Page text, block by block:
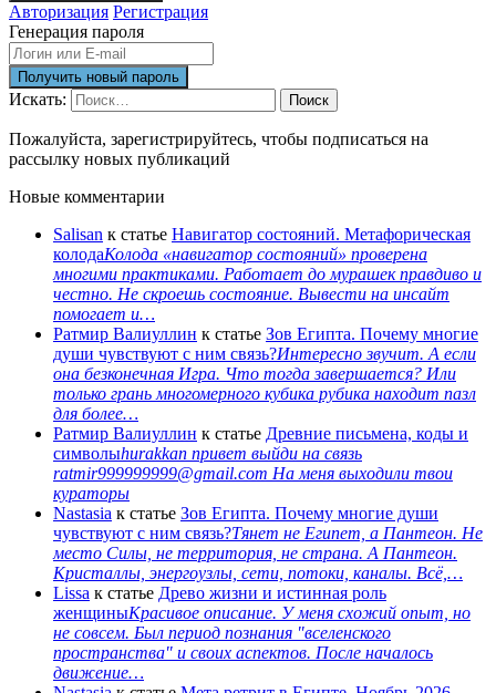
Авторизация Регистрация
Генерация пароля
Искать: Поиск
Пожалуйста, зарегистрируйтесь, чтобы подписаться на
рассылку новых публикаций
Новые комментарии
Salisan к статье Навигатор состояний. Метафорическая
колодаКолода «навигатор состояний» проверена
многими практиками. Работает до мурашек правдиво и
честно. Не скроешь состояние. Вывести на инсайт
помогает и…
Ратмир Валиуллин к статье Зов Египта. Почему многие
души чувствуют с ним связь?Интересно звучит. А если
она безконечная Игра. Что тогда завершается? Или
только грань многомерного кубика рубика находит пазл
для более…
Ратмир Валиуллин к статье Древние письмена, коды и
символыhurakkan привет выйди на связь
ratmir999999999@gmail.com На меня выходили твои
кураторы
Nastasia к статье Зов Египта. Почему многие души
чувствуют с ним связь?Тянет не Египет, а Пантеон. Не
место Силы, не территория, не страна. А Пантеон.
Кристаллы, энергоузлы, сети, потоки, каналы. Всё,…
Lissa к статье Древо жизни и истинная роль
женщиныКрасивое описание. У меня схожий опыт, но
не совсем. Был период познания "вселенского
пространства" и своих аспектов. После началось
движение…